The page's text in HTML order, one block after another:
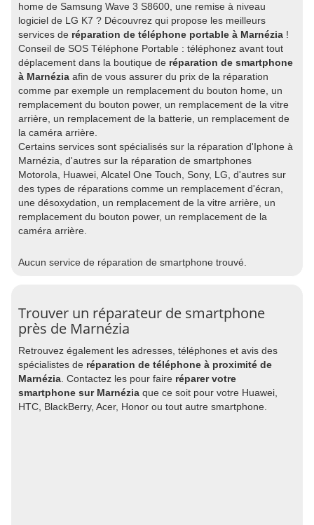
home de Samsung Wave 3 S8600, une remise à niveau
logiciel de LG K7 ? Découvrez qui propose les meilleurs
services de réparation de téléphone portable à Marnézia !
Conseil de SOS Téléphone Portable : téléphonez avant tout
déplacement dans la boutique de réparation de smartphone
à Marnézia afin de vous assurer du prix de la réparation
comme par exemple un remplacement du bouton home, un
remplacement du bouton power, un remplacement de la vitre
arrière, un remplacement de la batterie, un remplacement de
la caméra arrière.
Certains services sont spécialisés sur la réparation d'Iphone à
Marnézia, d'autres sur la réparation de smartphones
Motorola, Huawei, Alcatel One Touch, Sony, LG, d'autres sur
des types de réparations comme un remplacement d'écran,
une désoxydation, un remplacement de la vitre arrière, un
remplacement du bouton power, un remplacement de la
caméra arrière.
Aucun service de réparation de smartphone trouvé.
Trouver un réparateur de smartphone
près de Marnézia
Retrouvez également les adresses, téléphones et avis des
spécialistes de réparation de téléphone à proximité de
Marnézia . Contactez les pour faire réparer votre
smartphone sur Marnézia que ce soit pour votre Huawei,
HTC, BlackBerry, Acer, Honor ou tout autre smartphone.